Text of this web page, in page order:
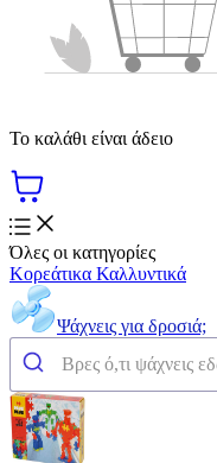
Το καλάθι είναι άδειο
Όλες οι κατηγορίες
Κορεάτικα Καλλυντικά
Ψάχνεις για δροσιά;